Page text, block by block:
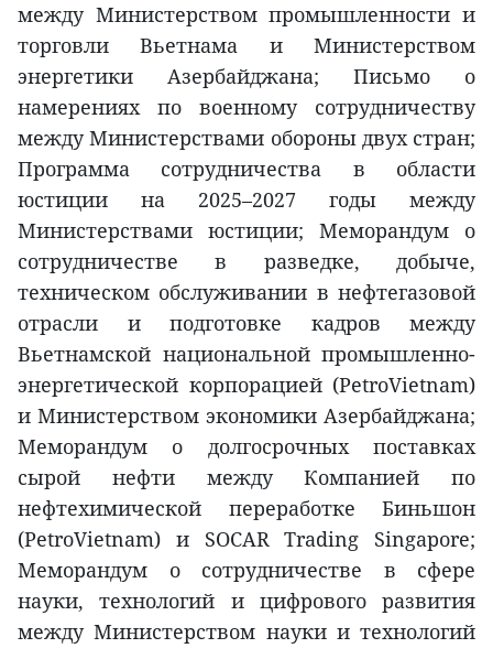
между Министерством промышленности и
торговли Вьетнама и Министерством
энергетики Азербайджана; Письмо о
намерениях по военному сотрудничеству
между Министерствами обороны двух стран;
Программа сотрудничества в области
юстиции на 2025–2027 годы между
Министерствами юстиции; Меморандум о
сотрудничестве в разведке, добыче,
техническом обслуживании в нефтегазовой
отрасли и подготовке кадров между
Вьетнамской национальной промышленно-
энергетической корпорацией (PetroVietnam)
и Министерством экономики Азербайджана;
Меморандум о долгосрочных поставках
сырой нефти между Компанией по
нефтехимической переработке Биньшон
(PetroVietnam) и SOCAR Trading Singapore;
Меморандум о сотрудничестве в сфере
науки, технологий и цифрового развития
между Министерством науки и технологий